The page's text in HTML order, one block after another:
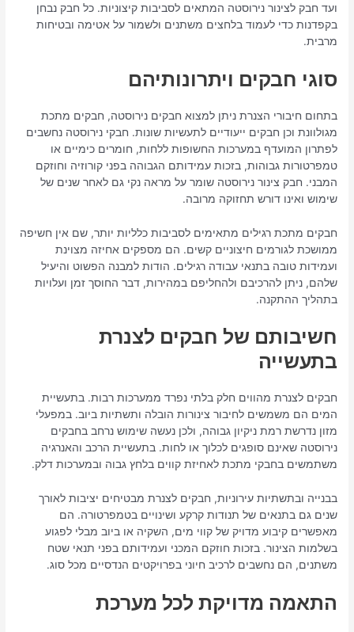
ועד חבק לצינור נירוסטה המתאים לסביבות קיצוניות. כל חבק נבחן
בקפדנות כדי לעמוד בלחצים משתנים ולשמור על אטימה ובטיחות
מרבית.
סוגי חבקים ויתרונותיהם
בתחום חיבורי הצנרת ניתן למצוא חבקים נירוסטה, חבקים מתכת
מגולוונת וכן חבקים ייעודיים לתעשיות שונות. חבקי נירוסטה נחשבים
לפתרון המועדף במערכות החשופות ללחות, חומרים כימיים או
טמפרטורות גבוהות, בזכות עמידותם הגבוהה בפני קורוזיה וחוזקם
המבני. חבק צינור נירוסטה שומר על מראה נקי גם לאחר שנים של
שימוש ואינו דורש תחזוקה מרובה.
חבקים מתכת רגילים מתאימים לסביבות כלליות יותר, שם אין חשיפה
ממושכת לגורמים חיצוניים קשים. הם מספקים אחיזה מצוינת
ועמידות טובה בתנאי עבודה רגילים. הודות למבנה הפשוט והיעיל
שלהם, ניתן להרכיבם ולהחליפם במהירות, דבר החוסך זמן ועלויות
בתהליך ההתקנה.
חשיבותם של חבקים לצנרת
בתעשייה
חבקים לצנרת מהווים חלק בלתי נפרד ממערכות רבות. בתעשיית
המים הם משמשים לחיבור צינורות הובלה ותשתיות ביוב. במפעלי
מזון נדרשת רמת ניקיון גבוהה, ולכן נעשה שימוש נרחב בחבקים
נירוסטה שאינם סופגים לכלוך או לחות. בתעשיית הרכב והאנרגיה
משתמשים בחבקי מתכת לאחיזת קווים בלחץ גבוה ובמערכות דלק.
בבנייה ובתשתיות עירוניות, חבקים לצנרת מבטיחים יציבות לאורך
שנים גם בתנאים של תנודות קרקע ושינויים בטמפרטורה. הם
מאפשרים קיבוע מדויק של קווי מים, השקיה או ביוב מבלי לפגוע
בשלמות הצינור. בזכות חוזקם המכני ועמידותם בפני תנאי שטח
משתנים, הם נחשבים לרכיב חיוני בפרויקטים הנדסיים מכל סוג.
התאמה מדויקת לכל מערכת